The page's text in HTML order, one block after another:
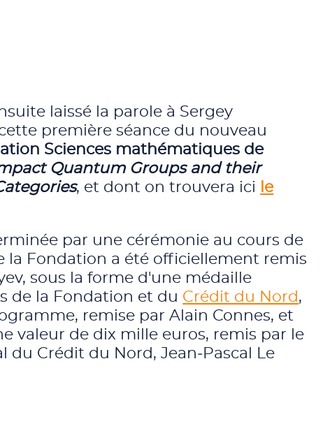
laissé la parole à Sergey
première séance du nouveau
Sciences mathématiques de
Quantum Groups and their
, et dont on trouvera ici
le
par une cérémonie au cours de
la Fondation a été officiellement remis
sous la forme d'une médaille
de la Fondation et du Crédit du Nord,
remise par Alain Connes, et
valeur de dix mille euros, remis par le
du Crédit du Nord, Jean‑Pascal Le